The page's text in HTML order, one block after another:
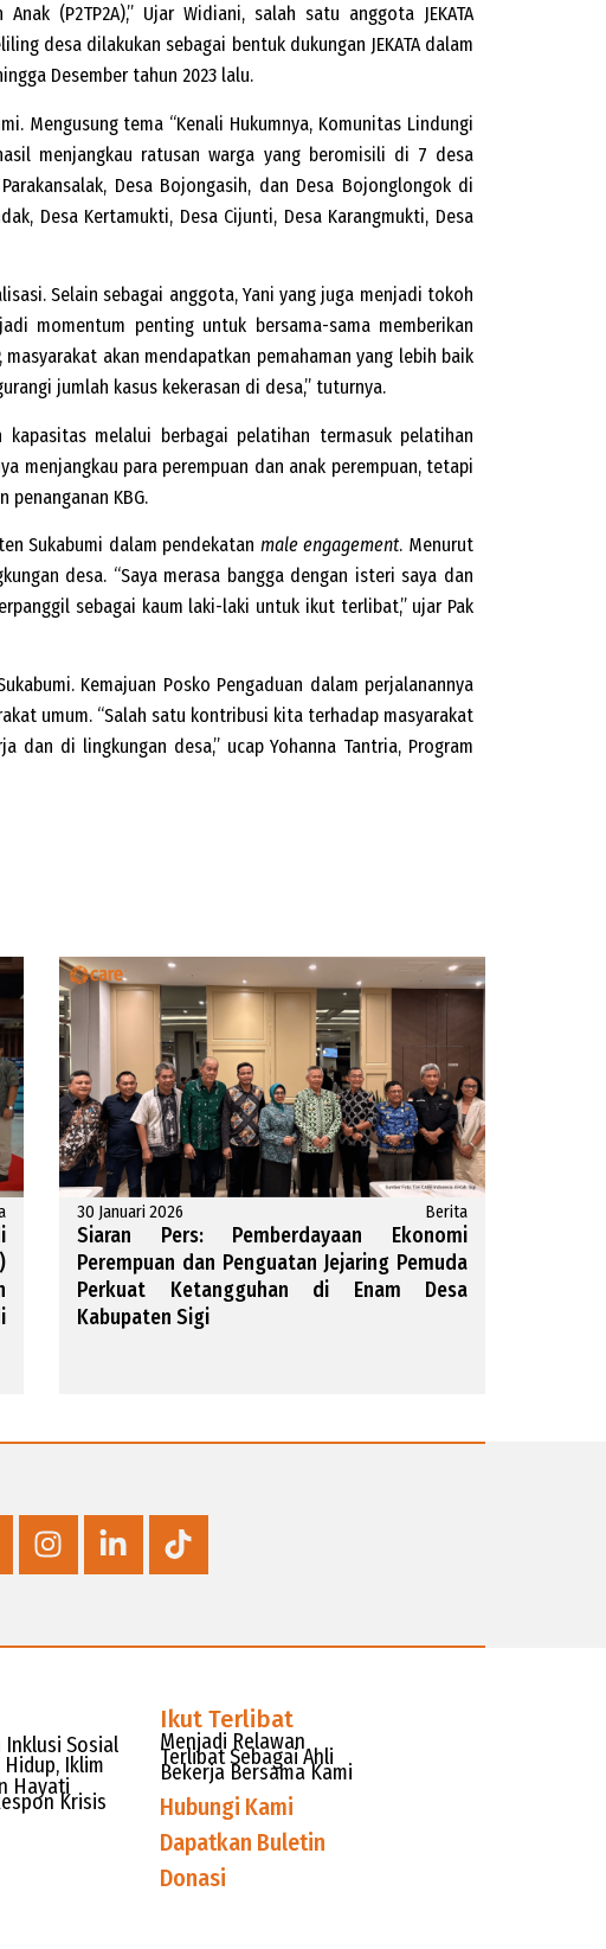
(P2TP2A),” Ujar Widiani, salah satu anggota JEKATA
desa dilakukan sebagai bentuk dukungan JEKATA dalam
Desember tahun 2023 lalu.
Mengusung tema “Kenali Hukumnya, Komunitas Lindungi
menjangkau ratusan warga yang beromisili di 7 desa
Desa Bojongasih, dan Desa Bojonglongok di
Desa Kertamukti, Desa Cijunti, Desa Karangmukti, Desa
Selain sebagai anggota, Yani yang juga menjadi tokoh
momentum penting untuk bersama-sama memberikan
akan mendapatkan pemahaman yang lebih baik
jumlah kasus kekerasan di desa,” tuturnya.
kapasitas melalui berbagai pelatihan termasuk pelatihan
menjangkau para perempuan dan anak perempuan, tetapi
KBG.
Sukabumi dalam pendekatan male engagement. Menurut
desa. “Saya merasa bangga dengan isteri saya dan
sebagai kaum laki-laki untuk ikut terlibat,” ujar Pak
Kemajuan Posko Pengaduan dalam perjalanannya
umum. “Salah satu kontribusi kita terhadap masyarakat
dan di lingkungan desa,” ucap Yohanna Tantria, Program
30 Januari 2026 Berita
Siaran Pers: Pemberdayaan Ekonomi
Perempuan dan Penguatan Jejaring Pemuda
Perkuat Ketangguhan di Enam Desa
Kabupaten Sigi
Inklusi Sosial
Iklim
Hayati
Krisis
Ikut Terlibat
Menjadi Relawan
Terlibat Sebagai Ahli
Bekerja Bersama Kami
Hubungi Kami
Dapatkan Buletin
Donasi